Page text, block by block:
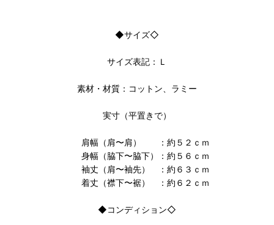
◆サイズ◇
サイズ表記：Ｌ
素材・材質：コットン、ラミー
実寸（平置きで）
肩幅（肩〜肩） ：約５２ｃｍ
身幅（脇下〜脇下）：約５６ｃｍ
袖丈（肩〜袖先） ：約６３ｃｍ
着丈（襟下〜裾） ：約６２ｃｍ
◆コンディション◇